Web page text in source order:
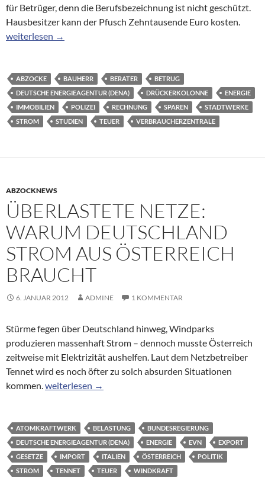
für Betrüger, denn die Berufsbezeichnung ist nicht geschützt.
Hausbesitzer kann der Pfusch Zehntausende Euro kosten.
Abzocker in der Umweltbranche: Ich bin dann mal
weiterlesen →
ABZOCKE BAUHERR BERATER
BETRUG
DEUTSCHE ENERGIEAGENTUR (DENA)
DRÜCKERKOLONNE
ENERGIE
IMMOBILIEN
POLIZEI RECHNUNG SPAREN
STADTWERKE
STROM
STUDIEN TEUER VERBRAUCHERZENTRALE
ABZOCKNEWS
ÜBERLASTETE NETZE:
WARUM DEUTSCHLAND
STROM AUS ÖSTERREICH
BRAUCHT
6. JANUAR 2012 ADMINE 1 KOMMENTAR
Stürme fegen über Deutschland hinweg, Windparks
produzieren massenhaft Strom – dennoch musste Österreich
zeitweise mit Elektrizität aushelfen. Laut dem Netzbetreiber
Tennet wird es noch öfter zu solch absurden Situationen
kommen.Überlastete Netze: Warum Deutschland Strom aus
weiterlesen →
ATOMKRAFTWERK BELASTUNG
BUNDESREGIERUNG
DEUTSCHE ENERGIEAGENTUR (DENA)
ENERGIE EVN
EXPORT
GESETZE
IMPORT ITALIEN ÖSTERREICH
POLITIK
STROM
TENNET TEUER WINDKRAFT